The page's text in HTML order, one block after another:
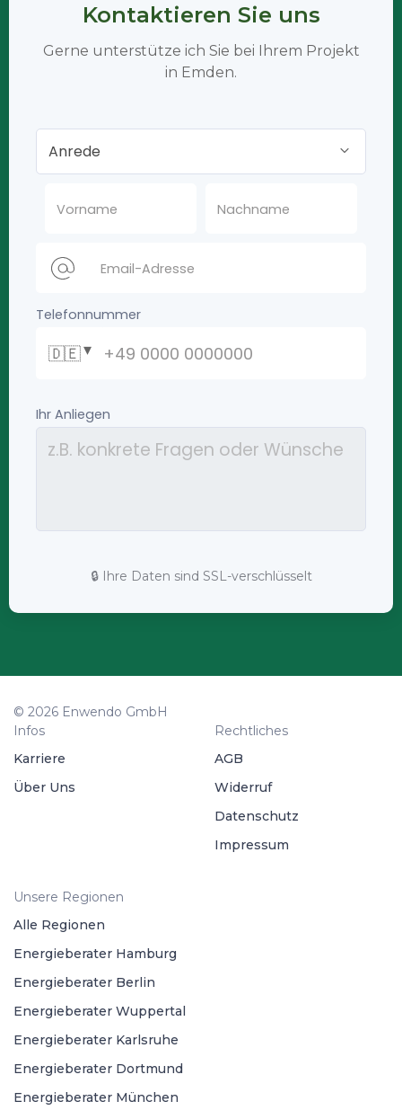
Kontaktieren Sie uns
Gerne unterstütze ich Sie bei Ihrem Projekt
in Emden.
🔒 Ihre Daten sind SSL-verschlüsselt
© 2026 Enwendo GmbH
Infos
Karriere
Über Uns
Rechtliches
AGB
Widerruf
Datenschutz
Impressum
Unsere Regionen
Alle Regionen
Energieberater Hamburg
Energieberater Berlin
Energieberater Wuppertal
Energieberater Karlsruhe
Energieberater Dortmund
Energieberater München